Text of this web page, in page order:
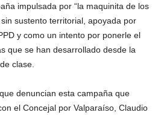
impulsada por “la maquinita de los
sustento territorial, apoyada por
y como un intento por ponerle el
que se han desarrollado desde la
clase.
denuncian esta campaña que
el Concejal por Valparaíso, Claudio